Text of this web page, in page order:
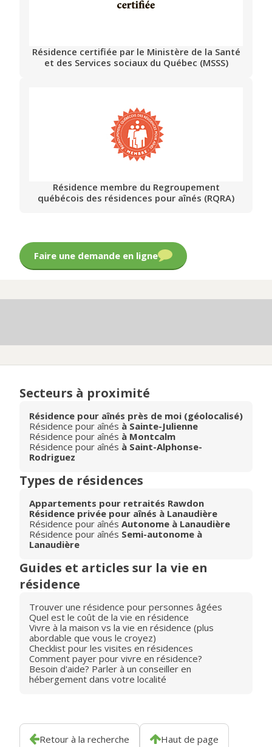
Résidence certifiée par le Ministère de la Santé
et des Services sociaux du Québec (MSSS)
Résidence membre du Regroupement
québécois des résidences pour aînés (RQRA)
Faire une demande en ligne
Secteurs à proximité
Résidence pour aînés près de moi (géolocalisé)
Résidence pour aînés à Sainte-Julienne
Résidence pour aînés à Montcalm
Résidence pour aînés à Saint-Alphonse-
Rodriguez
Types de résidences
Appartements pour retraités Rawdon
Résidence privée pour aînés à Lanaudière
Résidence pour aînés Autonome à Lanaudière
Résidence pour aînés Semi-autonome à
Lanaudière
Guides et articles sur la vie en
résidence
Trouver une résidence pour personnes âgées
Quel est le coût de la vie en résidence
Vivre à la maison vs la vie en résidence (plus
abordable que vous le croyez)
Checklist pour les visites en résidences
Comment payer pour vivre en résidence?
Besoin d'aide? Parler à un conseiller en
hébergement dans votre localité
Retour à la recherche Haut de page